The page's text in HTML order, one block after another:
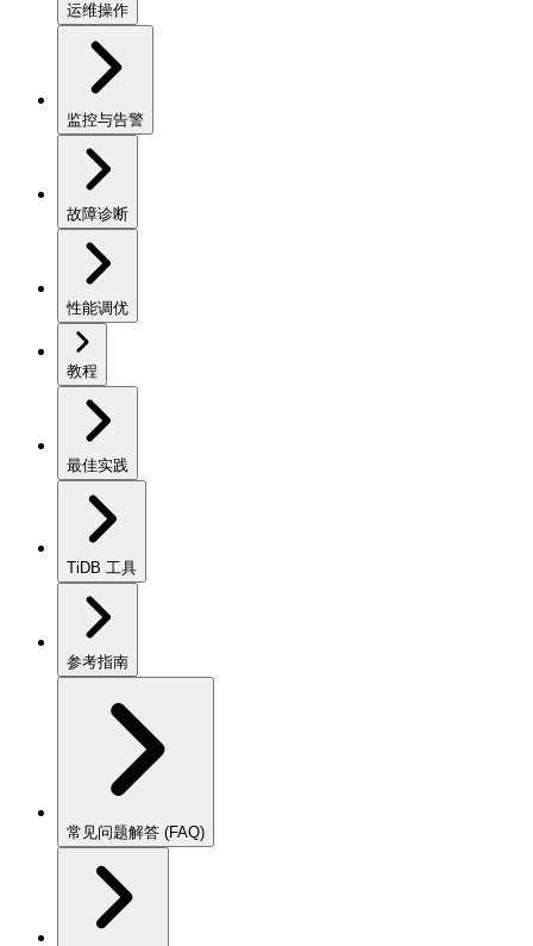
运维操作
监控与告警
故障诊断
性能调优
教程
最佳实践
TiDB 工具
参考指南
常见问题解答 (FAQ)